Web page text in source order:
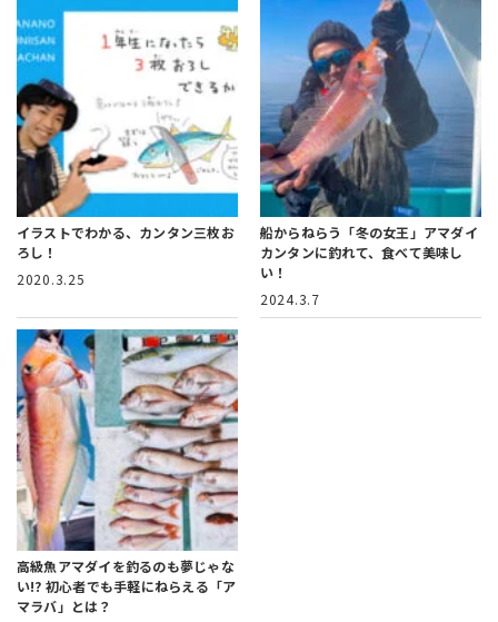
イラストでわかる、カンタン三枚お
ろし！
2020.3.25
船からねらう「冬の女王」アマダイ
カンタンに釣れて、食べて美味し
い！
2024.3.7
高級魚アマダイを釣るのも夢じゃな
い!? 初心者でも手軽にねらえる「ア
マラバ」とは？